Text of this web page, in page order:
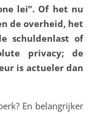
lei”. Of het nu
de overheid, het
schuldenlast of
privacy; de
is actueler dan
En belangrijker